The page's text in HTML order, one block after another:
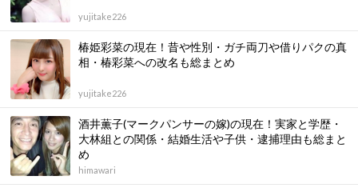
yujitake226
椿姫彩菜の現在！昔や性別・ガチ両刀や借りパクの真
相・椿彩菜への改名も総まとめ
yujitake226
酒井薫子(マークパンサーの嫁)の現在！実家と学歴・
大林組との関係・結婚生活や子供・逮捕理由も総まと
め
himawari